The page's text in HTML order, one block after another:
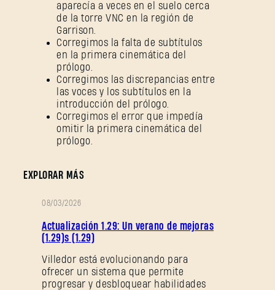
aparecía a veces en el suelo cerca
de la torre VNC en la región de
Garrison.
Corregimos la falta de subtítulos
en la primera cinemática del
prólogo.
Corregimos las discrepancias entre
las voces y los subtítulos en la
introducción del prólogo.
Corregimos el error que impedía
omitir la primera cinemática del
prólogo.
EXPLORAR MÁS
08/03/2026
Actualización 1.29: Un verano de mejoras
(1.29)s (1.29)
Villedor está evolucionando para
ofrecer un sistema que permite
progresar y desbloquear habilidades